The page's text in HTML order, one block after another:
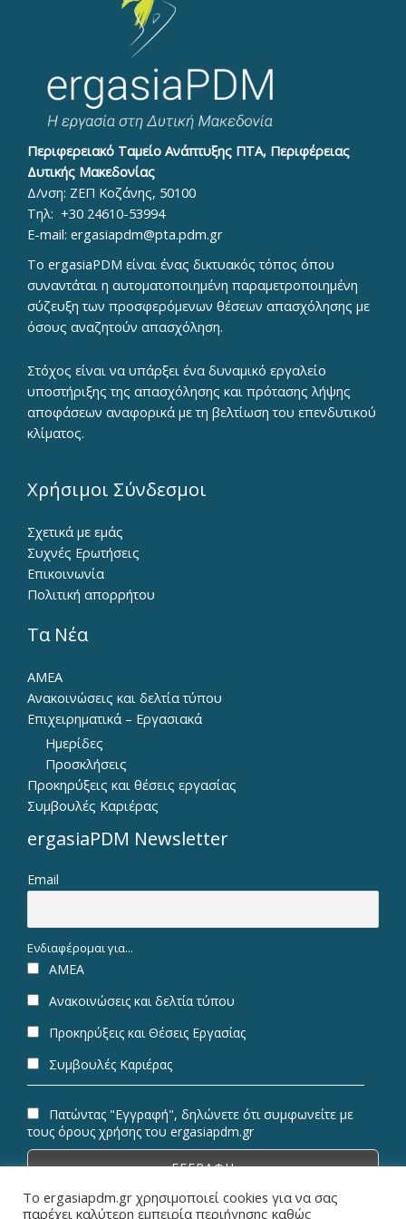
Περιφερειακό Ταμείο Ανάπτυξης ΠΤΑ, Περιφέρειας
Δυτικής Μακεδονίας
Δ/νση: ΖΕΠ Κοζάνης, 50100
Τηλ: +30 24610-53994
E-mail: ergasiapdm@pta.pdm.gr
To ergasiaPDM είναι ένας δικτυακός τόπος όπου
συναντάται η αυτοματοποιημένη παραμετροποιημένη
σύζευξη των προσφερόμενων θέσεων απασχόλησης με
όσους αναζητούν απασχόληση.
Στόχος είναι να υπάρξει ένα δυναμικό εργαλείο
υποστήριξης της απασχόλησης και πρότασης λήψης
αποφάσεων αναφορικά με τη βελτίωση του επενδυτικού
κλίματος.
Χρήσιμοι Σύνδεσμοι
Σχετικά με εμάς
Συχνές Ερωτήσεις
Επικοινωνία
Πολιτική απορρήτου
Τα Νέα
ΑΜΕΑ
Ανακοινώσεις και δελτία τύπου
Επιχειρηματικά – Εργασιακά
Ημερίδες
Προσκλήσεις
Προκηρύξεις και θέσεις εργασίας
Συμβουλές Καριέρας
ergasiaPDM Newsletter
Email
Ενδιαφέρομαι για...
ΑΜΕΑ
Ανακοινώσεις και δελτία τύπου
Προκηρύξεις και Θέσεις Εργασίας
Συμβουλές Καριέρας
Πατώντας "Εγγραφή", δηλώνετε ότι συμφωνείτε με
τους όρους χρήσης του ergasiapdm.gr
Το ergasiapdm.gr χρησιμοποιεί cookies για να σας
παρέχει καλύτερη εμπειρία περιήγησης καθώς